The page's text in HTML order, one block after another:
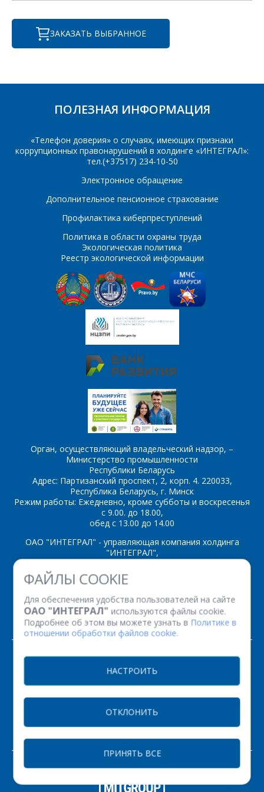
ФАЙЛЫ COOKIE
Для обеспечения удобства пользователей на сайте
ОАО "ИНТЕГРАЛ" используются файлы cookie.
Подробнее об этом вы можете узнать в Политике в
отношении обработки файлов cookie.
НАСТРОИТЬ
ОТКЛОНИТЬ
ПРИНЯТЬ ВСЕ
ЗАКАЗАТЬ ВЫБРАННОЕ
ПОЛЕЗНАЯ ИНФОРМАЦИЯ
«Телефон доверия» о случаях, имеющих признаки
коррупционных правонарушений в холдинге «ИНТЕГРАЛ»:
тел.(+37517) 234-10-50
Электронное обращение
Дополнительное пенсионное страхование
Профилактика киберпреступлений
Политика в области охраны труда
Экологическая политика
Реестр экологической информации
Орган, осуществляющий владельческий надзор, –
Министерство промышленности
Республики Беларусь
Адрес: Партизанский проспект, 2, корп. 4. 220033,
Республика Беларусь, г. Минск
Режим работы: Ежедневно, кроме субботы и воскресенья
с 9.00. до 18.00,
обед с 13.00 до 14.00
ОАО "ИНТЕГРАЛ" - управляющая компания холдинга
"ИНТЕГРАЛ",
ул. Казинца И.П., д.121А, комната 327, г. Минск, 220108,
Республика Беларусь
Факс: (+375 17) 338 12 94 УНП 100386629
Рег. номер 100386629 от 01.08.2013 г.
© 2026. Все права защищены.
РАЗРАБОТКА САЙТА
ЗАКАЗАТЬ
E-mail*
услуга, их количество
*
Комментарий *
*- обязательные
поля
ОТПРАВИТЬ
Интересующий товар/
Я согласен на
обработку
персональных данных*
поля
ОТПРАВИТЬ